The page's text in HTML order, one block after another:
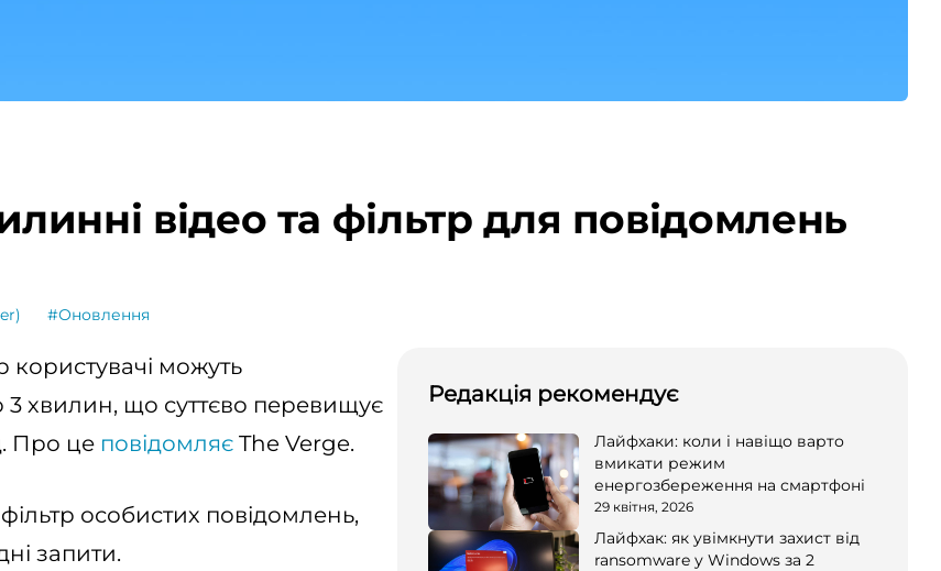
відео та фільтр для повідомлень
#Оновлення
користувачі можуть
3 хвилин, що суттєво перевищує
Про це повідомляє The Verge.
особистих повідомлень,
запити.
Редакція рекомендує
Лайфхаки: коли і навіщо варто
вмикати режим
енергозбереження на смартфоні
29 квітня, 2026
Лайфхак: як увімкнути захист від
ransomware у Windows за 2